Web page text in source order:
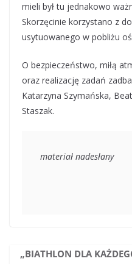
mieli był tu jednakowo
Skorzęcinie korzystano z
usytuowanego w pobliżu
O bezpieczeństwo, miłą
oraz realizację zadań
Katarzyna Szymańska,
Staszak.
materiał nadesłany
„BIATHLON DLA